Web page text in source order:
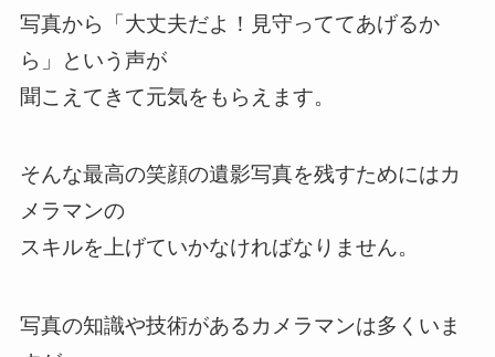
写真から「大丈夫だよ！見守っててあげるか
ら」という声が
聞こえてきて元気をもらえます。
そんな最高の笑顔の遺影写真を残すためにはカ
メラマンの
スキルを上げていかなければなりません。
写真の知識や技術があるカメラマンは多くいま